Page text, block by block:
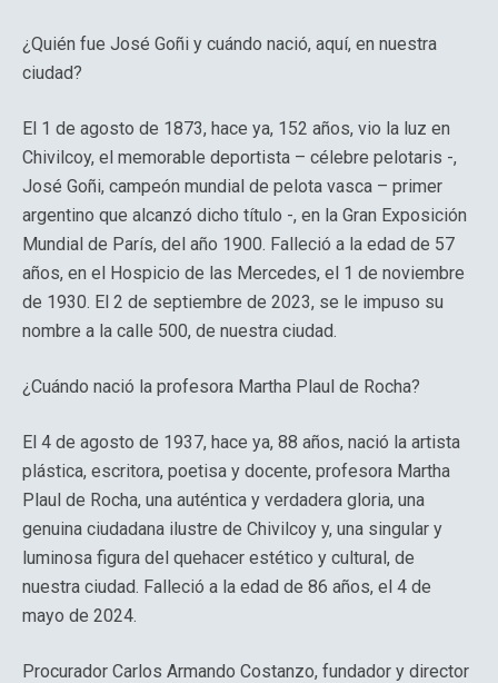
¿Quién fue José Goñi y cuándo nació, aquí, en nuestra
ciudad?
El 1 de agosto de 1873, hace ya, 152 años, vio la luz en
Chivilcoy, el memorable deportista – célebre pelotaris -,
José Goñi, campeón mundial de pelota vasca – primer
argentino que alcanzó dicho título -, en la Gran Exposición
Mundial de París, del año 1900. Falleció a la edad de 57
años, en el Hospicio de las Mercedes, el 1 de noviembre
de 1930. El 2 de septiembre de 2023, se le impuso su
nombre a la calle 500, de nuestra ciudad.
¿Cuándo nació la profesora Martha Plaul de Rocha?
El 4 de agosto de 1937, hace ya, 88 años, nació la artista
plástica, escritora, poetisa y docente, profesora Martha
Plaul de Rocha, una auténtica y verdadera gloria, una
genuina ciudadana ilustre de Chivilcoy y, una singular y
luminosa figura del quehacer estético y cultural, de
nuestra ciudad. Falleció a la edad de 86 años, el 4 de
mayo de 2024.
Procurador Carlos Armando Costanzo, fundador y director